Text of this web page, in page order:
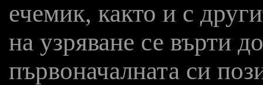
ечемик, както и с
на узряване се върти
първоначалната си